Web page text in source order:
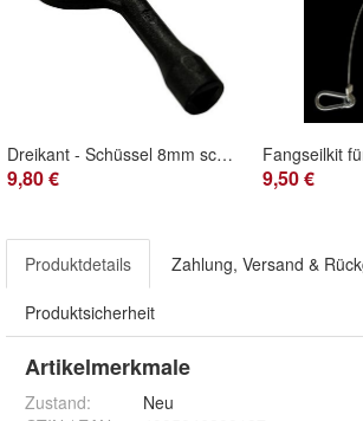
Dreikant - Schüssel 8mm schwarz für CSWP Klappen
9,80 €
Fangseilkit
9,50 €
Produktdetails Zahlung, Versand &
Produktsicherheit
Artikelmerkmale
Zustand:
Neu